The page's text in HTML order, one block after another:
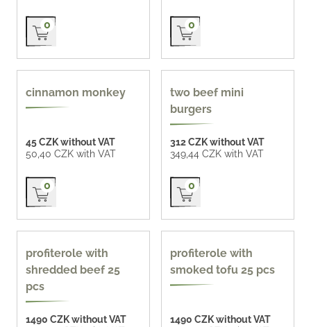
Přidat do košíku
0 Přidat do košíku
0
cinnamon monkey
45 CZK without VAT
50,40 CZK with VAT
Přidat do košíku
0
two beef mini
burgers
312 CZK without VAT
349,44 CZK with VAT
Přidat do košíku
0
profiterole with
shredded beef 25
pcs
1490 CZK without VAT
profiterole with
smoked tofu 25 pcs
1490 CZK without VAT